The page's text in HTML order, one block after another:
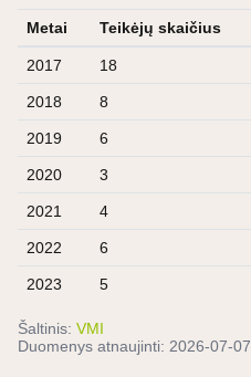
Metai Teikėjų skaičius
2017 18
2018 8
2019 6
2020 3
2021 4
2022 6
2023 5
Šaltinis: VMI
Duomenys atnaujinti: 2026-07-07